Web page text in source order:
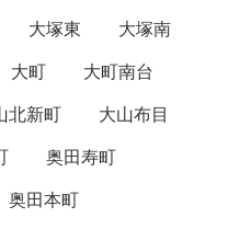
大塚東
大塚南
大町
大町南台
北新町
大山布目
奥田寿町
奥田本町